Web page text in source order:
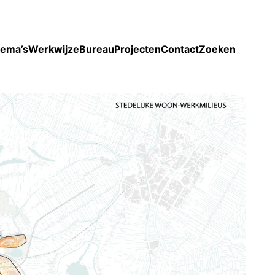
WerkwijzeBureauProjectenContactZoeken